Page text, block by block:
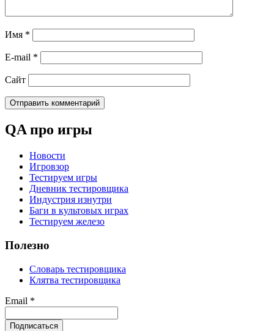
Имя *
E-mail *
Сайт
QA про игры
Новости
Игровзор
Тестируем игры
Дневник тестировщика
Индустрия изнутри
Баги в культовых играх
Тестируем железо
Полезно
Словарь тестировщика
Клятва тестировщика
Email *